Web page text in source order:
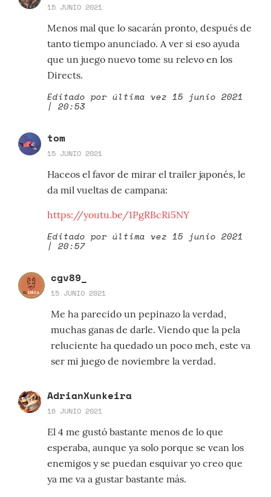
15 JUNIO 2021
Menos mal que lo sacarán pronto, después de
tanto tiempo anunciado. A ver si eso ayuda
que un juego nuevo tome su relevo en los
Directs.
Editado por última vez 15 junio 2021
| 20:53
tom
15 JUNIO 2021
Haceos el favor de mirar el trailer japonés, le
da mil vueltas de campana:
https://youtu.be/1PgRBcRi5NY
Editado por última vez 15 junio 2021
| 20:57
cgv89_
15 JUNIO 2021
Me ha parecido un pepinazo la verdad,
muchas ganas de darle. Viendo que la pela
reluciente ha quedado un poco meh, este va
ser mi juego de noviembre la verdad.
AdrianXunkeira
16 JUNIO 2021
El 4 me gustó bastante menos de lo que
esperaba, aunque ya solo porque se vean los
enemigos y se puedan esquivar yo creo que
ya me va a gustar bastante más.